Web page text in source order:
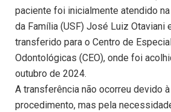
paciente foi inicialmente atendido
da Família (USF) José Luiz Otaviani
transferido para o Centro de
Odontológicas (CEO), onde foi
outubro de 2024.
A transferência não ocorreu devido
procedimento, mas pela